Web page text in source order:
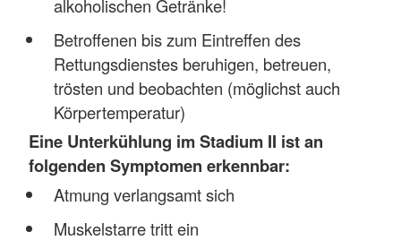
alkoholischen Getränke!
Betroffenen bis zum Eintreffen des
Rettungsdienstes beruhigen, betreuen,
trösten und beobachten (möglichst auch
Körpertemperatur)
Eine Unterkühlung im Stadium II ist an
folgenden Symptomen erkennbar:
Atmung verlangsamt sich
Muskelstarre tritt ein